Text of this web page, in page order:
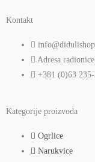
e
b
o
o
k
t
e
r
Kontakt
Adresa
+381 (0)63
Kategorije proizvoda
Ogrlice
Narukvice